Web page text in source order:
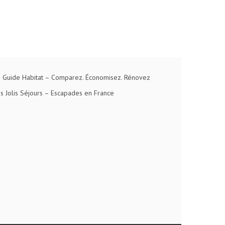
Guide Habitat – Comparez. Économisez. Rénovez
Jolis Séjours – Escapades en France